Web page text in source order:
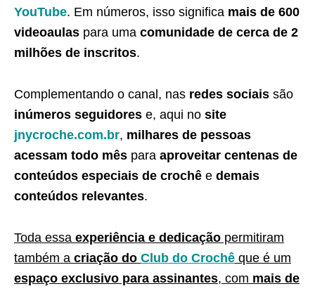
YouTube. Em números, isso significa mais de 600
videoaulas para uma comunidade de cerca de 2
milhões de inscritos.
Complementando o canal, nas redes sociais são
inúmeros seguidores e, aqui no site
jnycroche.com.br, milhares de pessoas
acessam todo mês para aproveitar centenas de
conteúdos especiais de crochê e demais
conteúdos relevantes.
Toda essa experiência e dedicação permitiram
também a criação do Club do Crochê que é um
espaço exclusivo para assinantes, com mais de